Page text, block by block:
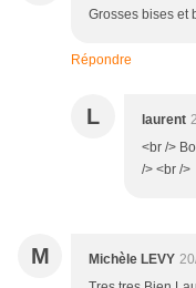
Grosses bises et
Répondre
L laurent
<br />
/> <br />
M Michèle LEVY